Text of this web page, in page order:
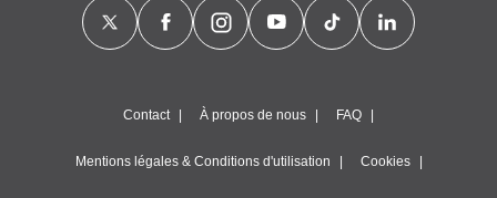
Contact À propos de nous FAQ
Mentions légales & Conditions d'utilisation Cookies